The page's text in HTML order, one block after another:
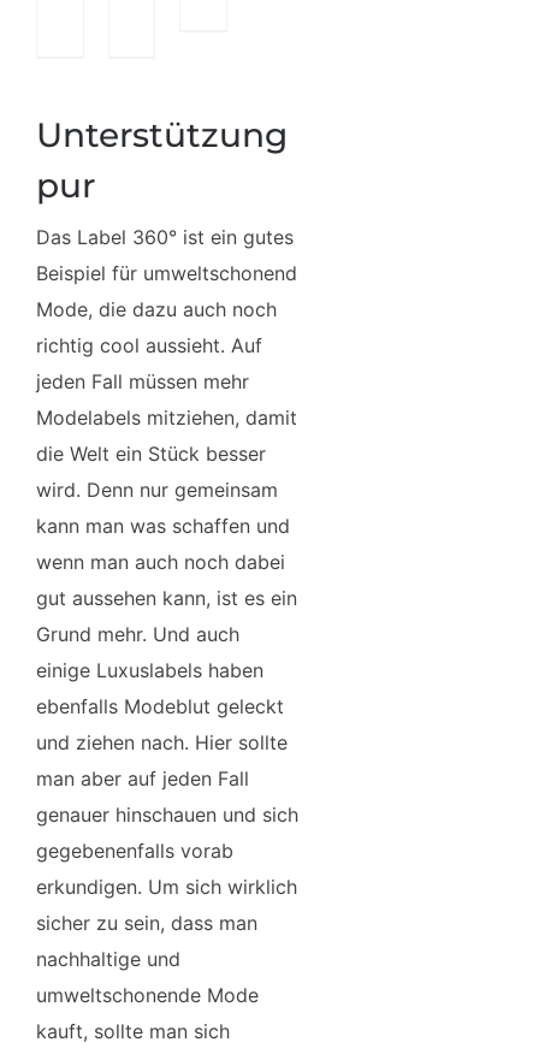
Unterstützung
pur
Das Label 360° ist ein gutes
Beispiel für umweltschonend
Mode, die dazu auch noch
richtig cool aussieht. Auf
jeden Fall müssen mehr
Modelabels mitziehen, damit
die Welt ein Stück besser
wird. Denn nur gemeinsam
kann man was schaffen und
wenn man auch noch dabei
gut aussehen kann, ist es ein
Grund mehr. Und auch
einige Luxuslabels haben
ebenfalls Modeblut geleckt
und ziehen nach. Hier sollte
man aber auf jeden Fall
genauer hinschauen und sich
gegebenenfalls vorab
erkundigen. Um sich wirklich
sicher zu sein, dass man
nachhaltige und
umweltschonende Mode
kauft, sollte man sich